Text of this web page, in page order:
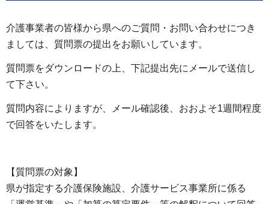
介護事業者の皆様から県へのご質問・お問い合わせにつき
ましては、質問票の提出をお願いしています。
質問票をダウンロードの上、下記提出先にメールで送信し
て下さい。
質問内容によりますが、メール確認後、おおよそ1週間程度
で回答をいたします。
【質問票の対象】
県が指定する介護保険施設、介護サービス事業所に係る